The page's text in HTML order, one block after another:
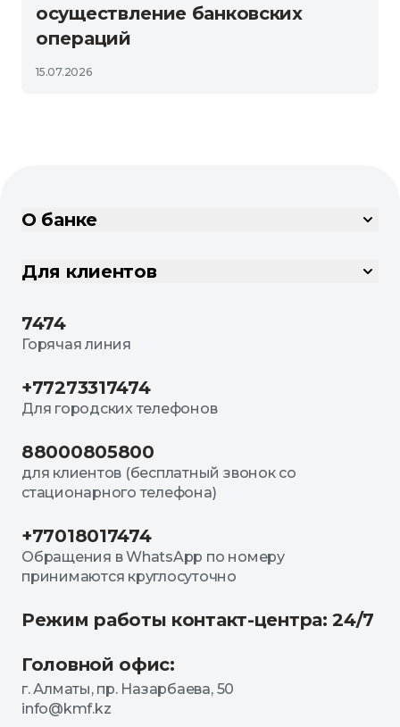
осуществление банковских
операций
15.07.2026
О банке
Для клиентов
7474
Горячая линия
+77273317474
Для городских телефонов
88000805800
для клиентов (бесплатный звонок со
стационарного телефона)
+77018017474
Обращения в WhatsApp по номеру
принимаются круглосуточно
Режим работы контакт-центра: 24/7
Головной офис:
г. Алматы, пр. Назарбаева, 50
info@kmf.kz